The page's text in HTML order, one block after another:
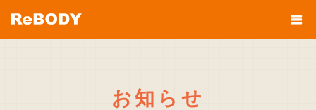
お知らせ